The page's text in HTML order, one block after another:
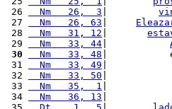
26
  Nm   26,  3
27
  Nm   26, 63
28
  Nm   31, 12
29
  Nm   33, 44
30
  Nm   33, 48
|
31
  Nm   33, 49
|
32
  Nm   33, 50
|
33
  Nm   35,  1
|
34
  Nm   36, 13
|